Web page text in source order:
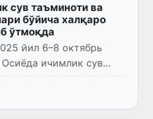
сув таъминоти ва
бўйича халқаро
ўтмоқда
йил 6–8 октябрь
ичимлик сув
хизматлари”
конференция ўз ишини